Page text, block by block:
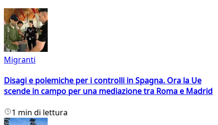
Migranti
Disagi e polemiche per i controlli in Spagna. Ora la Ue
scende in campo per una mediazione tra Roma e Madrid
1 min di lettura